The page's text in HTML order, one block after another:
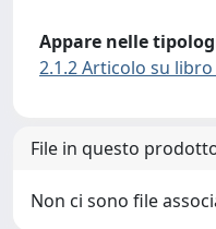
Appare nelle
2.1.2 Articolo su libro
File in questo
Non ci sono file